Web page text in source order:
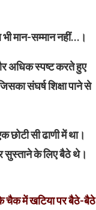
मान-सम्मान नहीं…।
अधिक स्पष्ट करते हुए
संघर्ष शिक्षा पाने से
छोटी सी ढाणी में था।
सुस्ताने के लिए बैठे थे।
चैक में खटिया पर बैठे-बैठे